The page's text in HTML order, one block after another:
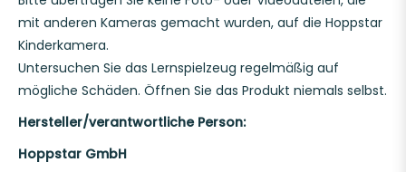
mit anderen Kameras gemacht wurden, auf die Hoppstar
Kinderkamera.
Untersuchen Sie das Lernspielzeug regelmäßig auf
mögliche Schäden. Öffnen Sie das Produkt niemals selbst.
Hersteller/verantwortliche Person:
Hoppstar GmbH